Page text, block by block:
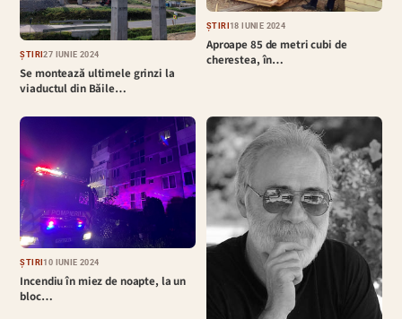
ȘTIRI27 IUNIE 2024
Se montează ultimele grinzi la
viaductul din Băile…
ȘTIRI18 IUNIE 2024
Aproape 85 de metri cubi de
cherestea, în…
ȘTIRI10 IUNIE 2024
Incendiu în miez de noapte, la un
bloc…